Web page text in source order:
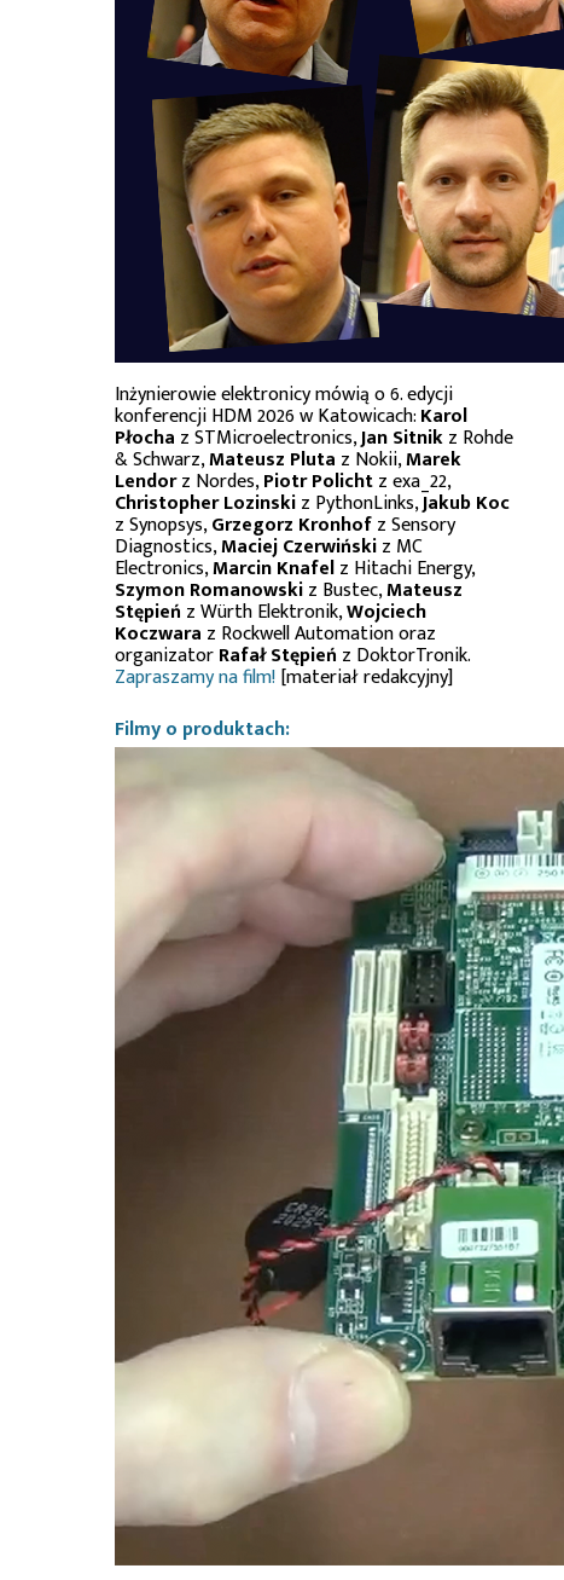
Inżynierowie elektronicy mówią o 6. edycji
konferencji HDM 2026 w Katowicach:Karol
Płocha z STMicroelectronics,Jan Sitnikz Rohde
& Schwarz,Mateusz Pluta z Nokii,Marek
Lendorz Nordes,Piotr Polichtz exa_22,
Christopher Lozinskiz PythonLinks,Jakub Koc
z Synopsys,Grzegorz Kronhofz Sensory
Diagnostics,Maciej Czerwińskiz MC
Electronics,Marcin Knafelz Hitachi Energy,
Szymon Romanowskiz Bustec,Mateusz
Stępień z Würth Elektronik,Wojciech
Koczwara z Rockwell Automation oraz
organizatorRafał Stępień z DoktorTronik.
Zapraszamy na film![materiał redakcyjny]
Filmy o produktach: